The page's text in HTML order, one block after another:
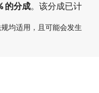
的分成。该分成已计
均适用，且可能会发生